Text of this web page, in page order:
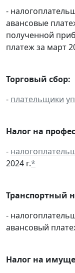
-
авансовые
полученной
платеж за март
Торговый сбор:
- плательщики
Налог на
-
2024 г.*
Транспортный
-
авансовый
Налог на